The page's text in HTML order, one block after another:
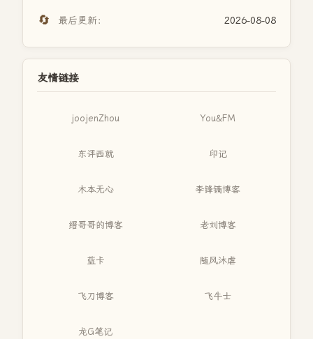
🔄 最后更新： 2026-08-08
友情链接
joojenZhou You&FM
东评西就 印记
木本无心 李锋镝博客
缙哥哥的博客 老刘博客
蓝卡 随风沐虐
飞刀博客 飞牛士
龙G笔记